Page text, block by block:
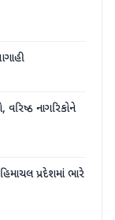
નાગરિકોને
પ્રદેશમાં ભારે